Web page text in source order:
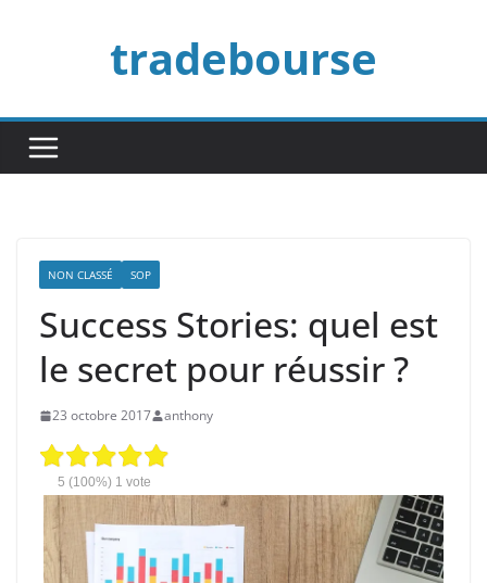
tradebourse
NON CLASSÉ SOP
Success Stories: quel est
le secret pour réussir ?
23 octobre 2017 anthony
5 (100%) 1 vote